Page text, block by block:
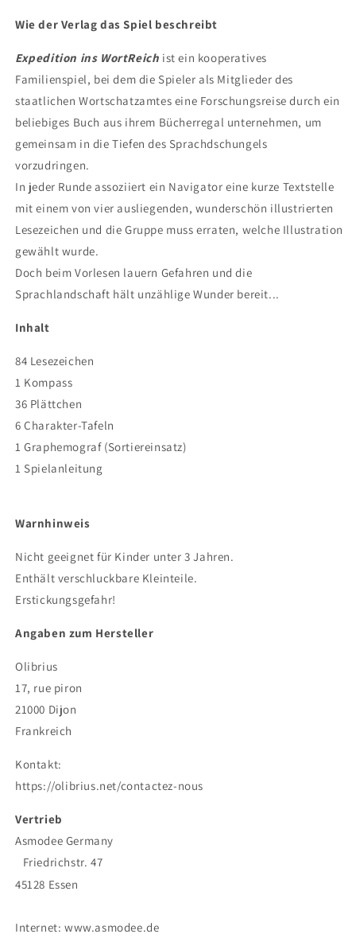
Wie der Verlag das Spiel beschreibt
Expedition ins WortReich ist ein kooperatives
Familienspiel, bei dem die Spieler als Mitglieder des
staatlichen Wortschatzamtes eine Forschungsreise durch ein
beliebiges Buch aus ihrem Bücherregal unternehmen, um
gemeinsam in die Tiefen des Sprachdschungels
vorzudringen.
In jeder Runde assoziiert ein Navigator eine kurze Textstelle
mit einem von vier ausliegenden, wunderschön illustrierten
Lesezeichen und die Gruppe muss erraten, welche Illustration
gewählt wurde.
Doch beim Vorlesen lauern Gefahren und die
Sprachlandschaft hält unzählige Wunder bereit...
Inhalt
84 Lesezeichen
1 Kompass
36 Plättchen
6 Charakter-Tafeln
1 Graphemograf (Sortiereinsatz)
1 Spielanleitung
Warnhinweis
Nicht geeignet für Kinder unter 3 Jahren.
Enthält verschluckbare Kleinteile.
Erstickungsgefahr!
Angaben zum Hersteller
Olibrius
17, rue piron
21000 Dijon
Frankreich
Kontakt:
https://olibrius.net/contactez-nous
Vertrieb
Asmodee Germany
Friedrichstr. 47
45128 Essen
Internet: www.asmodee.de